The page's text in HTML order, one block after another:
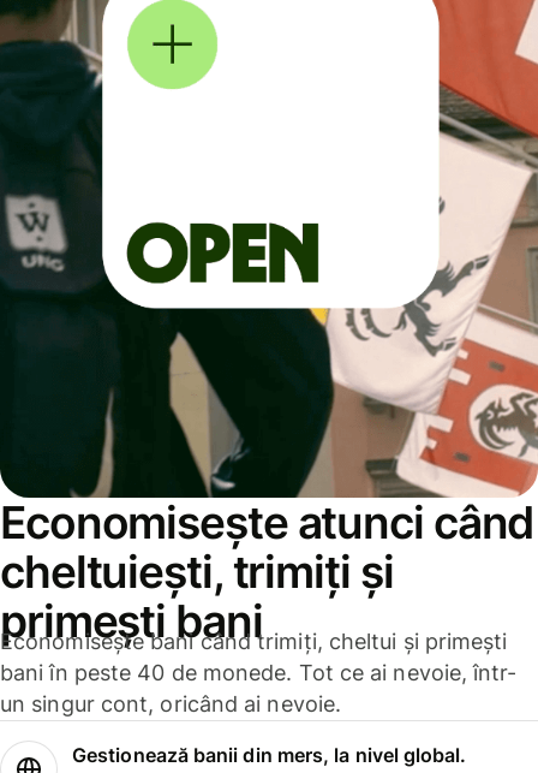
Economisește atunci când
cheltuiești, trimiți și
primești bani
Economisește bani când trimiți, cheltui și primești
bani în peste 40 de monede. Tot ce ai nevoie, într-
un singur cont, oricând ai nevoie.
Gestionează banii din mers, la nivel global.